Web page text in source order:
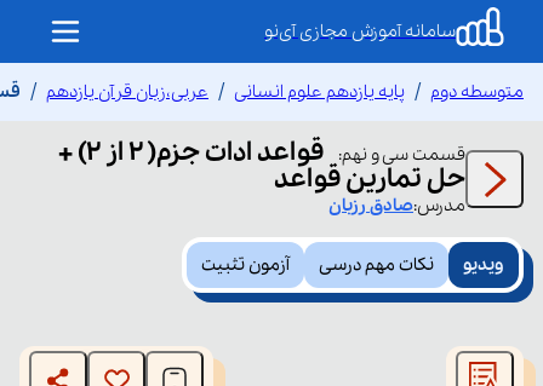
سامانه آموزش مجازی آی‌نو
متوسطه دوم پایه یازدهم علوم انسانی عربی،زبان قرآن یازدهم
قسمت سی و نهم: قواعد ادات جزم( ۲ از ۲) +
حل تمارین قواعد
مدرس:صادق رزبان
ویدیو نکات مهم درسی آزمون تثبیت
modal
window.
The media could not be loaded, either because the server
or network failed or because the format is not supported.